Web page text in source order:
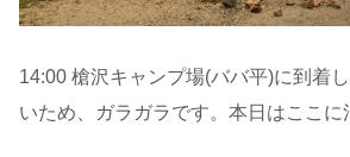
14:00 槍沢キャンプ場(ババ平)に到着
いため、ガラガラです。本日はここに